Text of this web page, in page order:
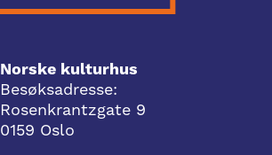
Norske kulturhus
Besøksadresse:
Rosenkrantzgate 9
0159 Oslo